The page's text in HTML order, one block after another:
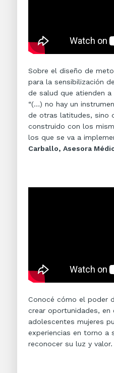
Sobre el diseño de
para la sensibilización
de salud que atienden
“(…) no hay un
de otras latitudes, sino
construido con los
los que se va a
Carballo, Asesora
Conocé cómo el poder
crear oportunidades, en
adolescentes mujeres
experiencias en torno a
reconocer su luz y valor.